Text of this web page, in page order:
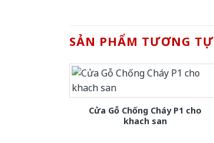
SẢN PHẨM TƯƠNG TỰ
Cửa Gỗ Chống Cháy P1 cho
khach san